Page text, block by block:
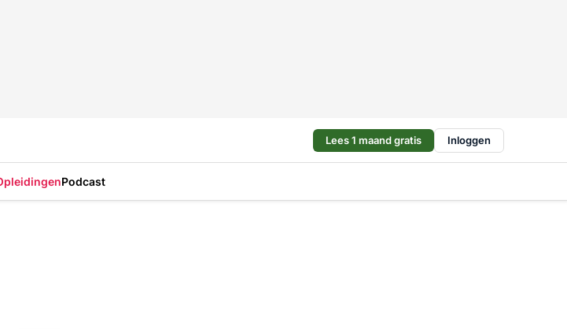
Lees 1 maand gratis Inloggen
Podcast